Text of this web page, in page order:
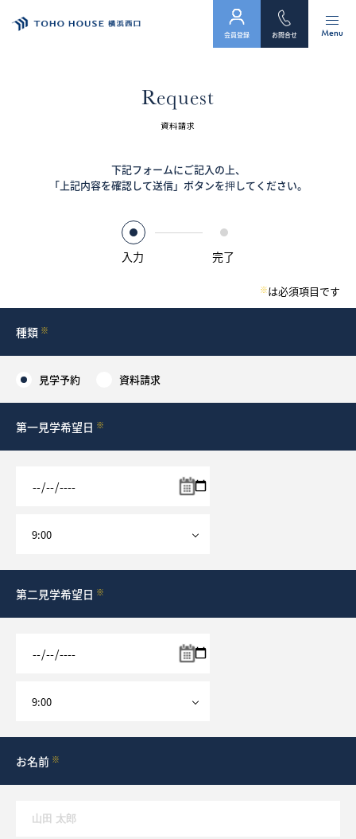
お知らせ
ログイン
What’s MIRAKARE
Menu
お問合せ
会員登録
Request
資料請求
下記フォームにご記入の上、
「上記内容を確認して送信」ボタンを押してください。
入力 完了
※は必須項目です
種類 ※
見学予約 資料請求
第一見学希望日 ※
第二見学希望日 ※
お名前 ※